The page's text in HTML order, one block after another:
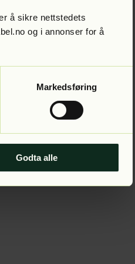
å sikre nettstedets
og i annonser for å
Markedsføring
Godta alle